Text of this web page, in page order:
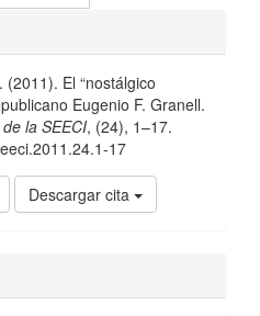
El “nostálgico
Eugenio F. Granell.
la SEECI, (24), 1–17.
17
Descargar cita